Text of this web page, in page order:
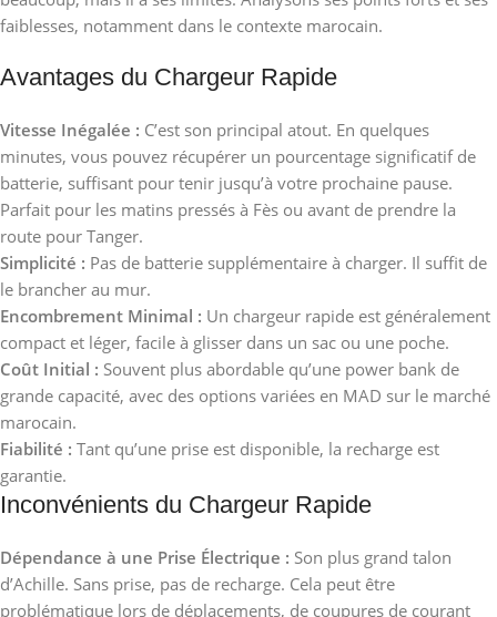
faiblesses, notamment dans le contexte marocain.
Avantages du Chargeur Rapide
Vitesse Inégalée : C’est son principal atout. En quelques
minutes, vous pouvez récupérer un pourcentage significatif de
batterie, suffisant pour tenir jusqu’à votre prochaine pause.
Parfait pour les matins pressés à Fès ou avant de prendre la
route pour Tanger.
Simplicité : Pas de batterie supplémentaire à charger. Il suffit de
le brancher au mur.
Encombrement Minimal : Un chargeur rapide est généralement
compact et léger, facile à glisser dans un sac ou une poche.
Coût Initial : Souvent plus abordable qu’une power bank de
grande capacité, avec des options variées en MAD sur le marché
marocain.
Fiabilité : Tant qu’une prise est disponible, la recharge est
garantie.
Inconvénients du Chargeur Rapide
Dépendance à une Prise Électrique : Son plus grand talon
d’Achille. Sans prise, pas de recharge. Cela peut être
problématique lors de déplacements, de coupures de courant